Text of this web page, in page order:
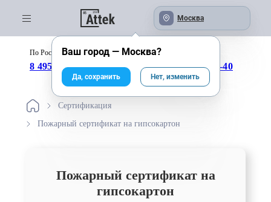
Москва
По России бесплатно:
8 495 246-04-43 8 800 333-25-40
Сертификация
Пожарный сертификат на гипсокартон
Пожарный сертификат на
гипсокартон
Ваш город — Москва?
Да, сохранить Нет, изменить